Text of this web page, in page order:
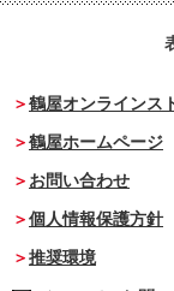
鶴屋オンラインス
鶴屋ホームページ
お問い合わせ
個人情報保護方針
推奨環境